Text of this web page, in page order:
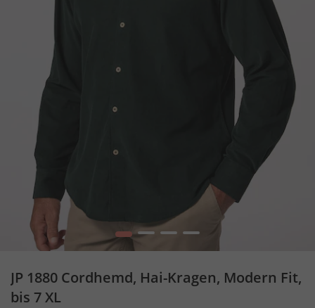
1 2 3 4
JP 1880 Cordhemd, Hai-Kragen, Modern Fit,
bis 7 XL